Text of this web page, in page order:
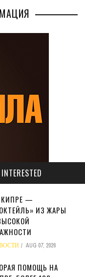
КИПРЕ —
ИЗ ЖАРЫ
AUG 07, 2026
ПОМОЩЬ НА